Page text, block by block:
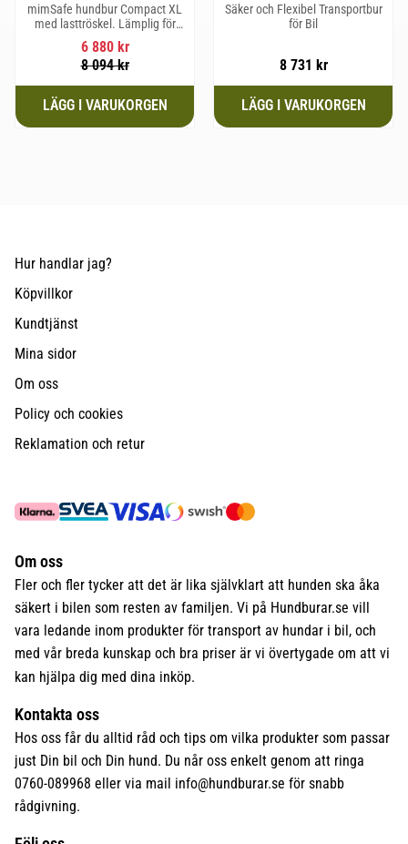
mimSafe hundbur Compact XL
med lasttröskel. Lämplig för
hundraser upp till 58 cm i
mankhöjd.
6 880kr
8 094kr
Säker och Flexibel Transportbur
för Bil
8 731 kr
Hur handlar jag?
Köpvillkor
Kundtjänst
Mina sidor
Om oss
Policy och cookies
Reklamation och retur
Om oss
Fler och fler tycker att det är lika självklart att hunden ska åka
säkert i bilen som resten av familjen. Vi på Hundburar.se vill
vara ledande inom produkter för transport av hundar i bil, och
med vår breda kunskap och bra priser är vi övertygade om att vi
kan hjälpa dig med dina inköp.
Kontakta oss
Hos oss får du alltid råd och tips om vilka produkter som passar
just Din bil och Din hund. Du når oss enkelt genom att ringa
0760-089968 eller via mail info@hundburar.se för snabb
rådgivning.